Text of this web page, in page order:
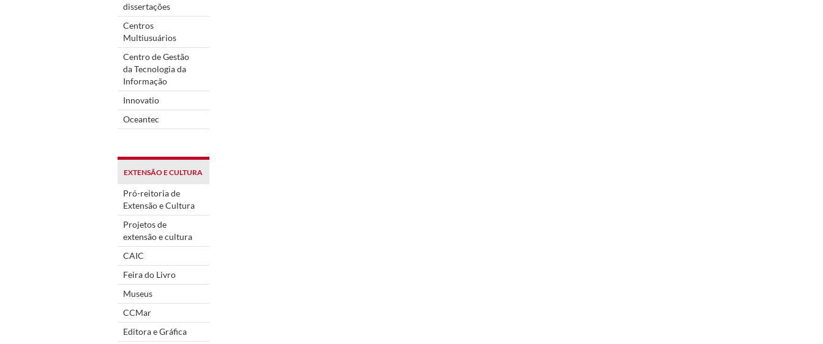
dissertações
Centros
Multiusuários
Centro de Gestão
da Tecnologia da
Informação
Innovatio
Oceantec
EXTENSÃO E CULTURA
Pró-reitoria de
Extensão e Cultura
Projetos de
extensão e cultura
CAIC
Feira do Livro
Museus
CCMar
Editora e Gráfica